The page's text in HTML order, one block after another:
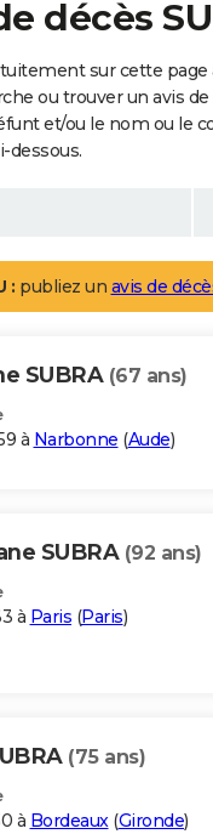
décès
sur cette page
ou trouver un avis
et/ou le nom ou le
dessous.
: publiez un avis de
SUBRA (67 ans)
à Narbonne (Aude)
SUBRA (92 ans)
à Paris (Paris)
(75 ans)
à Bordeaux(Gironde)